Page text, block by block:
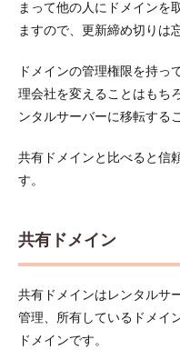
ーワ
ード
2.3
ぎず
ンプ
にド
メイ
ン名
索し
てみ
る
まって他の人にドメインを
ますので、更新締め切りは
ドメインの管理権限を持っ
理会社を変えることはもち
ンタルサーバーに移転する
共有ドメインと比べると信
す。
共有ドメイン
共有ドメインはレンタルサ
管理、所有しているドメイ
ドメインです。